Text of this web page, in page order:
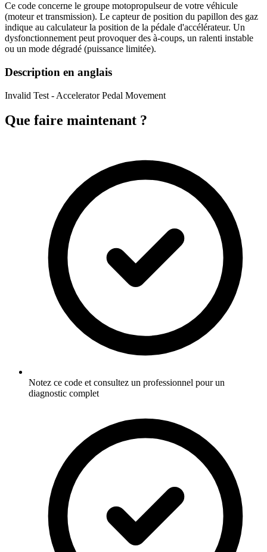
Ce code concerne le groupe motopropulseur de votre véhicule
(moteur et transmission). Le capteur de position du papillon des gaz
indique au calculateur la position de la pédale d'accélérateur. Un
dysfonctionnement peut provoquer des à-coups, un ralenti instable
ou un mode dégradé (puissance limitée).
Description en anglais
Invalid Test - Accelerator Pedal Movement
Que faire maintenant ?
Notez ce code et consultez un professionnel pour un
diagnostic complet